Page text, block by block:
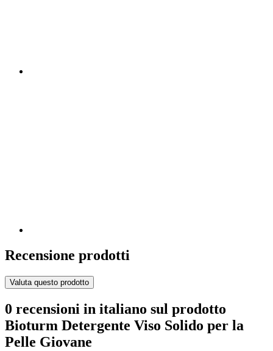
Recensione prodotti
Valuta questo prodotto
0 recensioni in italiano sul prodotto
Bioturm Detergente Viso Solido per la
Pelle Giovane